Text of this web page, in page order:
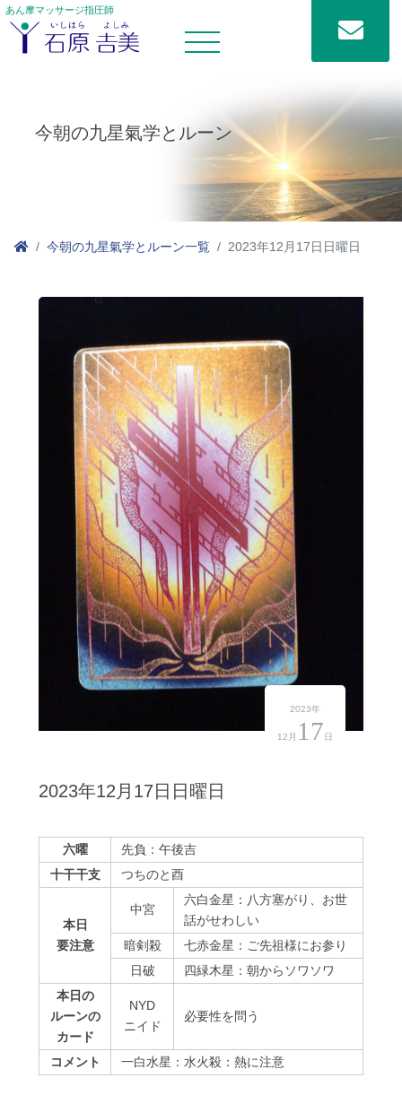
あん摩マッサージ指圧師
今朝の九星氣学とルーン
今朝の九星氣学とルーン一覧 2023年12月17日日曜日
2023年
12月 17 日
2023年12月17日日曜日
六曜
先負：午後吉
十干干支
つちのと酉
本日
要注意
中宮
六白金星：八方塞がり、お世
話がせわしい
暗剣殺
七赤金星：ご先祖様にお参り
⽇破
四緑木星：朝からソワソワ
本日の
ルーンの
カード
NYD
ニイド
必要性を問う
コメント 一白水星：水火殺：熱に注意